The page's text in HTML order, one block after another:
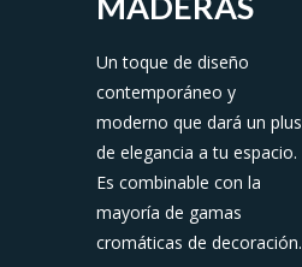
Un toque de diseño
contemporáneo y
moderno que dará un plus
de elegancia a tu espacio.
Es combinable con la
mayoría de gamas
cromáticas de decoración.